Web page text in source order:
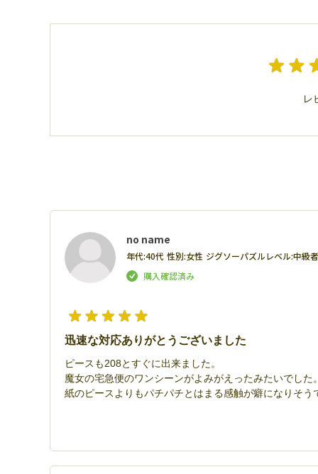
レ
no name
年代:40代 性別:女性 ジグソーパズルレベル:中級者
迅速な対応ありがとうございました
ピースも208とすぐに出来ました。
魔女の宅急便のワンシーンがよみがえったみたいでした
紙のピースよりもパチパチとはまる感触が癖になりそう